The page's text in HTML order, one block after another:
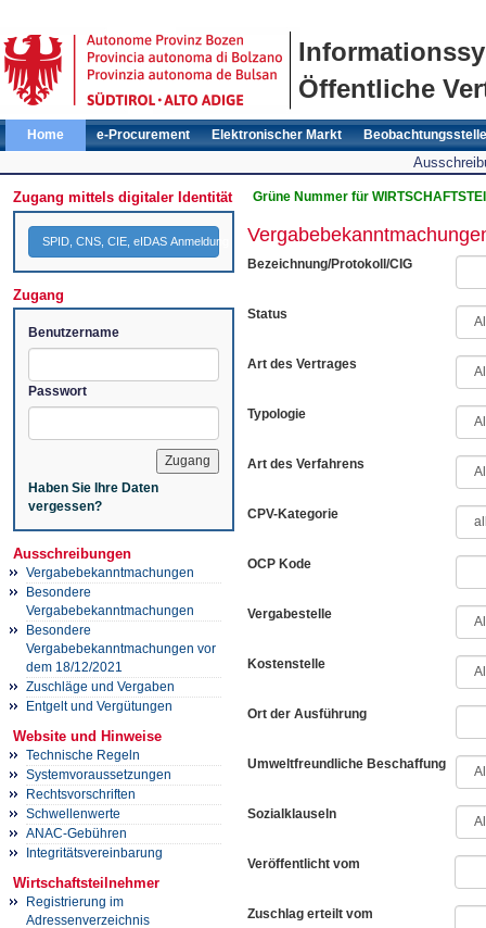
Öffentliche
Home e-Procurement Elektronischer Markt Beobachtungsstelle
Zugang mittels digitaler Identität
SPID, CNS, CIE, eIDAS Anmeldung
Zugang
Benutzername
Passwort
Haben Sie Ihre Daten
vergessen?
Ausschreibungen
Vergabebekanntmachungen
Besondere
Vergabebekanntmachungen
Besondere
Vergabebekanntmachungen vor
dem 18/12/2021
Zuschläge und Vergaben
Entgelt und Vergütungen
Website und Hinweise
Technische Regeln
Systemvoraussetzungen
Rechtsvorschriften
Schwellenwerte
ANAC-Gebühren
Integritätsvereinbarung
Wirtschaftsteilnehmer
Registrierung im
Adressenverzeichnis
Grüne Nummer für
Bezeichnung/Protokoll/CIG
Status
Art des Vertrages
Typologie
Art des Verfahrens
CPV-Kategorie
OCP Kode
Vergabestelle
Kostenstelle
Ort der Ausführung
Umweltfreundliche Beschaffung
Sozialklauseln
Veröffentlicht vom
Zuschlag erteilt vom